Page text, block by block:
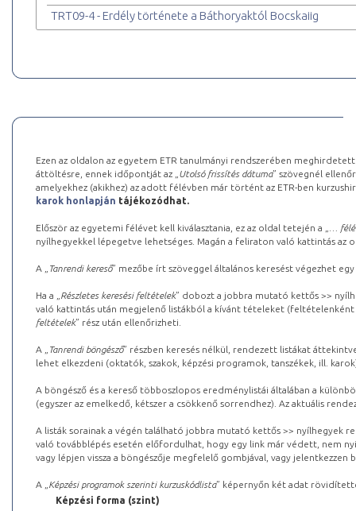
TRT09-4 - Erdély története a Báthoryaktól Bocskaiig
Ezen az oldalon az egyetem ETR tanulmányi rendszerében
áttöltésre, ennek időpontját az „ Utolsó frissítés dátuma” szövegnél
amelyekhez (akikhez) az adott félévben már történt az ETR-ben
karok honlapján tájékozódhat.
Először az egyetemi félévet kell kiválasztania, ez az oldal tetején a „
…
nyílhegyekkel lépegetve lehetséges. Magán a feliraton való kattintás az
A „ Tanrendi kereső” mezőbe írt szöveggel általános keresést végezhet
Ha a „ Részletes keresési feltételek” dobozt a jobbra mutató kettős >>
való kattintás után megjelenő listákból a kívánt tételeket (feltételenként
feltételek” rész után ellenőrizheti.
A „ Tanrendi böngésző” részben keresés nélkül, rendezett listákat
lehet elkezdeni (oktatók, szakok, képzési programok, tanszékek, ill.
A böngésző és a kereső többoszlopos eredménylistái általában a
(egyszer az emelkedő, kétszer a csökkenő sorrendhez). Az aktuális
A listák sorainak a végén található jobbra mutató kettős >> nyílhegyek
való továbblépés esetén előfordulhat, hogy egy link már védett, nem
vagy lépjen vissza a böngészője megfelelő gombjával, vagy
A „ Képzési programok szerinti kurzuskódlista” képernyőn két adat
Képzési forma (szint)